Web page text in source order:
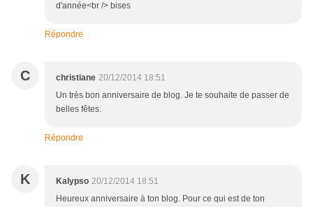
d'année<br /> bises
Répondre
C christiane 20/12/2014 18:51
Un très bon anniversaire de blog. Je te souhaite de passer de
belles fêtes.
Répondre
K Kalypso 20/12/2014 18:51
Heureux anniversaire à ton blog. Pour ce qui est de ton